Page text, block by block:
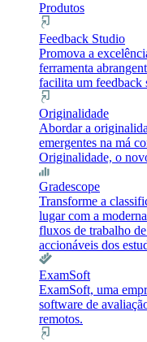
Produtos
Feedback Studio
Promova a
ferramenta
facilita um feedback
Originalidade
Abordar a
emergentes na má
Originalidade, o
Gradescope
Transforme a
lugar com a
fluxos de trabalho
accionáveis dos
ExamSoft
ExamSoft, uma
software de
remotos.